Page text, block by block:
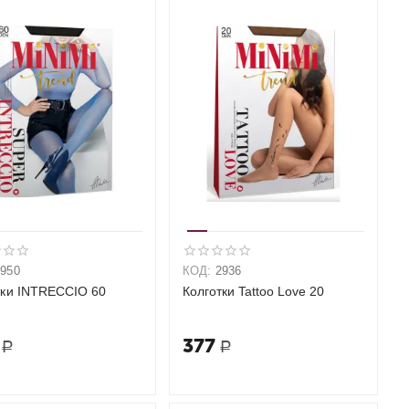
INTRECCIO 60
Р
КОД: 2936
Колготки Tattoo Love 20
377 Р